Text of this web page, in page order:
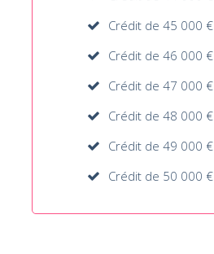
Crédit de 45 000 €
Crédit de 46 000 €
Crédit de 47 000 €
Crédit de 48 000 €
Crédit de 49 000 €
Crédit de 50 000 €